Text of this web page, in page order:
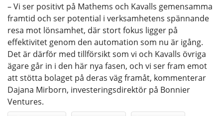
– Vi ser positivt på Mathems och Kavalls gemensamma
framtid och ser potential i verksamhetens spännande
resa mot lönsamhet, där stort fokus ligger på
effektivitet genom den automation som nu är igång.
Det är därför med tillförsikt som vi och Kavalls övriga
ägare går in i den här nya fasen, och vi ser fram emot
att stötta bolaget på deras väg framåt, kommenterar
Dajana Mirborn, investeringsdirektör på Bonnier
Ventures.